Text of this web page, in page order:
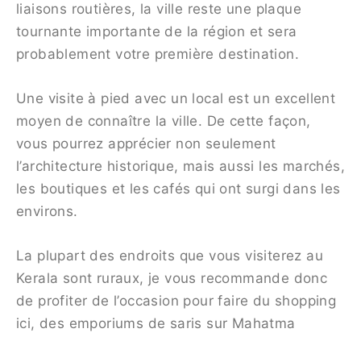
liaisons routières, la ville reste une plaque
tournante importante de la région et sera
probablement votre première destination.
Une visite à pied avec un local est un excellent
moyen de connaître la ville. De cette façon,
vous pourrez apprécier non seulement
l’architecture historique, mais aussi les marchés,
les boutiques et les cafés qui ont surgi dans les
environs.
La plupart des endroits que vous visiterez au
Kerala sont ruraux, je vous recommande donc
de profiter de l’occasion pour faire du shopping
ici, des emporiums de saris sur Mahatma